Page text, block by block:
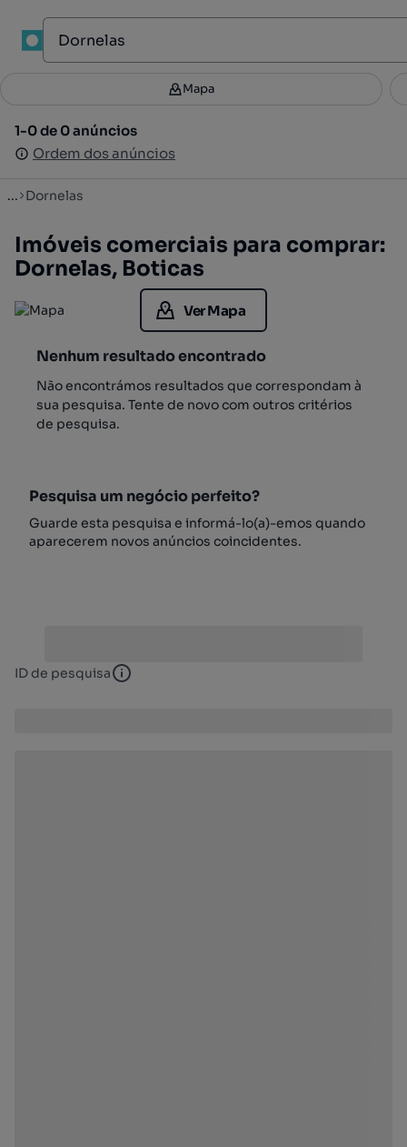
Filtros 2
1-0 de 0 anúncios
Ordem dos anúncios
Mapa
1-0 de 0 anúncios
Ordem dos anúncios
... Dornelas
Imóveis comerciais para comprar:
Dornelas, Boticas
Ver Mapa
Nenhum resultado encontrado
Não encontrámos resultados que correspondam à
sua pesquisa. Tente de novo com outros critérios
de pesquisa.
Pesquisa um negócio perfeito?
Guarde esta pesquisa e informá-lo(a)-emos quando
aparecerem novos anúncios coincidentes.
ID de pesquisa ID de pesquisa